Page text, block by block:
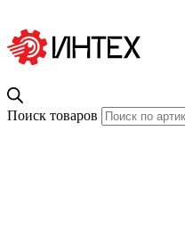
Поиск товаров